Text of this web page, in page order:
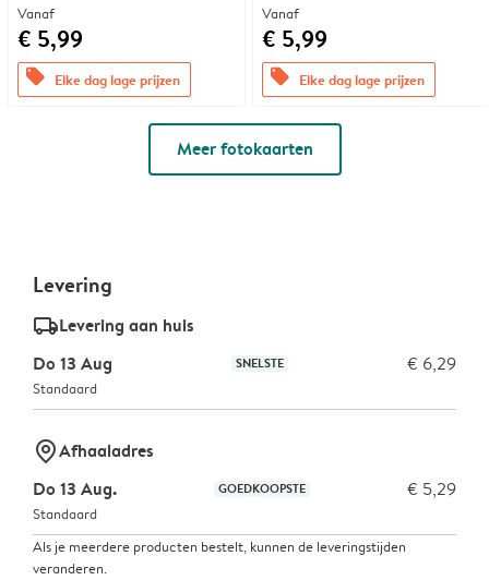
Vanaf
€ 5,99
offers Elke dag lage prijzen
Vanaf
€ 5,99
offers Elke dag lage prijzen
Meer fotokaarten
Levering
delivery_standard_v2Levering aan huis
Do 13 Aug
SNELSTE € 6,29
Standaard
marker-pinAfhaaladres
Do 13 Aug.
GOEDKOOPSTE € 5,29
Standaard
Als je meerdere producten bestelt, kunnen de leveringstijden
veranderen.